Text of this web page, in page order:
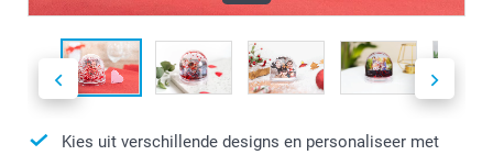
Kies uit verschillende designs en personaliseer met